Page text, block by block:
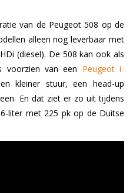
van de Peugeot 508 op de
alleen nog leverbaar met
(diesel). De 508 kan ook als
voorzien van een Peugeot i-
kleiner stuur, een head-up
En dat ziet er zo uit tijdens
liter met 225 pk op de Duitse